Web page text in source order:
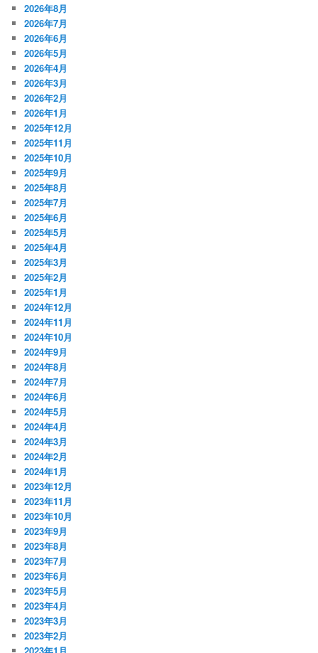
2026年8月
2026年7月
2026年6月
2026年5月
2026年4月
2026年3月
2026年2月
2026年1月
2025年12月
2025年11月
2025年10月
2025年9月
2025年8月
2025年7月
2025年6月
2025年5月
2025年4月
2025年3月
2025年2月
2025年1月
2024年12月
2024年11月
2024年10月
2024年9月
2024年8月
2024年7月
2024年6月
2024年5月
2024年4月
2024年3月
2024年2月
2024年1月
2023年12月
2023年11月
2023年10月
2023年9月
2023年8月
2023年7月
2023年6月
2023年5月
2023年4月
2023年3月
2023年2月
2023年1月